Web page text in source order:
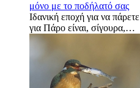
μόνο με το ποδήλατό σας
Ιδανική εποχή για να
για Πάρο είναι, σίγουρα,…